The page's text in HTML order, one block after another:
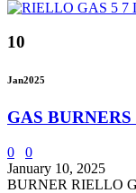
10
Jan2025
GAS
0
0
January 10, 2025
BURNER RIELLO